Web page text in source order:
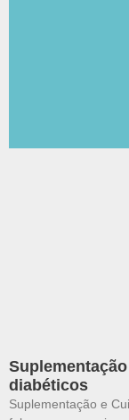
diabéticos
Suplementação e